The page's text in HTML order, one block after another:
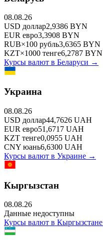
08.08.26
USD доллар2,9386 BYN
EUR евро3,3908 BYN
RUB×100 рубль3,6365 BYN
KZT×1000 тенге6,2787 BYN
Курсы валют в Беларуси →
Украина
08.08.26
USD доллар44,7626 UAH
EUR евро51,6717 UAH
KZT тенге0,0955 UAH
CNY юань6,6300 UAH
Курсы валют в Украине →
Кыргызстан
08.08.26
Данные недоступны
Курсы валют в Кыргызстане